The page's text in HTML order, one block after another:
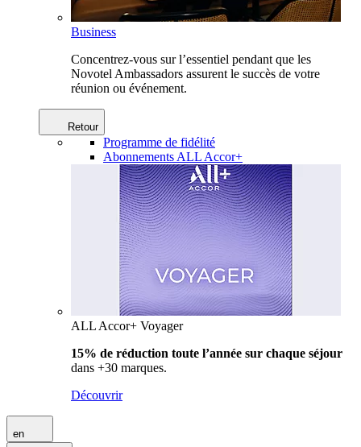
Business
Concentrez-vous sur l’essentiel pendant que les
Novotel Ambassadors assurent le succès de votre
réunion ou événement.
Retour
Programme de fidélité
Abonnements ALL Accor+
ALL Accor+ Voyager
15% de réduction toute l’année sur chaque séjour
dans +30 marques.
Découvrir
en